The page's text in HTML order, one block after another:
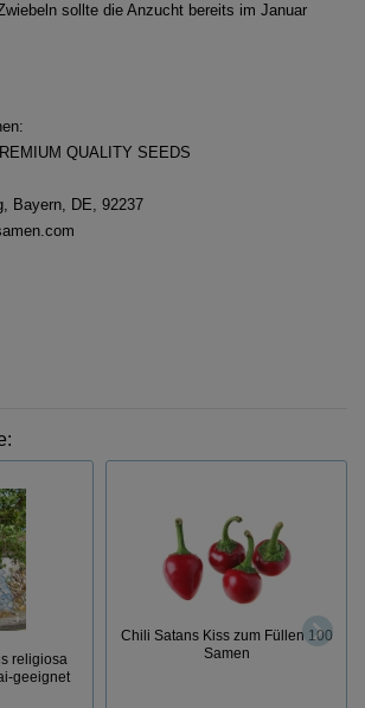
sollte die Anzucht bereits im Januar
QUALITY SEEDS
Bayern, DE, 92237
religiosa
geeignet
Chili Satans Kiss zum Füllen 100
Samen